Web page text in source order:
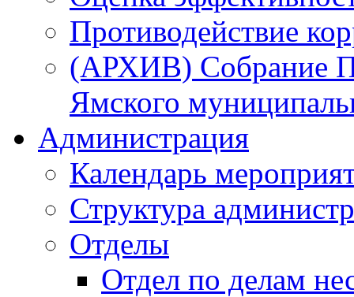
Противодействие
(АРХИВ) Собрание
Ямского
Администрация
Календарь
Структура
Отделы
Отдел по делам